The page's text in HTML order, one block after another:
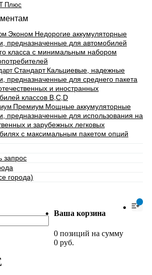
Плюс
Эконом Недорогие аккумуляторные
предназначенные для автомобилей
класса с минимальным набором
Стандарт Кальциевые, надежные
предназначенные для среднего пакета
и иностранных
классов B,C,D
Премиум Мощные аккумуляторные
предназначенные для использования на
и зарубежных легковых
с максимальным пакетом опций
запрос
города)
Ваша корзина
0 позиций на сумму
0 руб.
0